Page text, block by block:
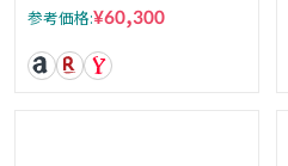
参考価格:¥60,300